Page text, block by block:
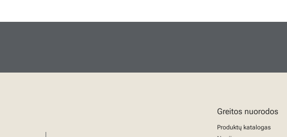
Greitos nuorodos
Produktų katalogas